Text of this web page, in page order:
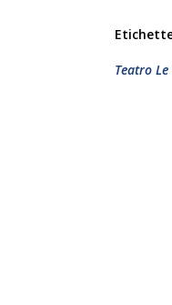
Teatro Le